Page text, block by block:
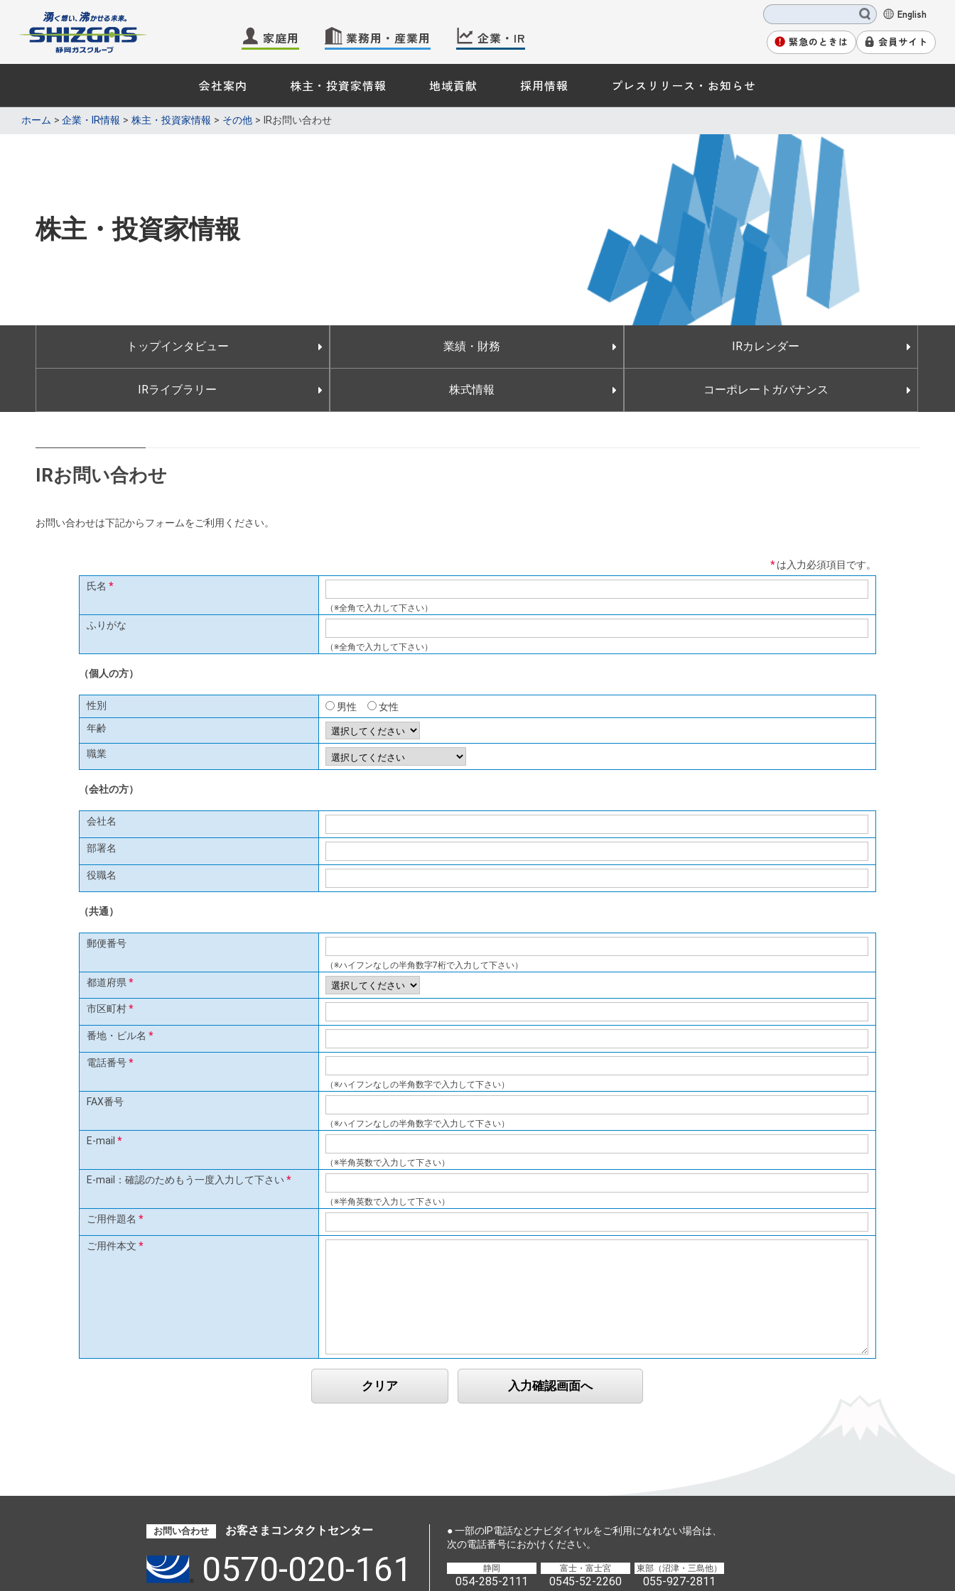
家庭用
家庭用のお客さま － TOP
料理教室のお申し込み
お近くの静岡ガス
業務用・産業用
業務用・産業用のお客さま － TOP
企業・IR
企業・IR情報 － TOP
English
緊急のときは 会員サイト
会社案内 株主・投資家情報 地域貢献 採用情報 プレスリリース・お知らせ
ホーム 企業・IR情報 株主・投資家情報 その他 IRお問い合わせ
株主・投資家情報
トップインタビュー 業績・財務
ひと目でわかるファクトシート
業績・財務ハイライト
営業主要データ
IRカレンダー
IRライブラリー
決算短信
有価証券報告書・四半期報告書
株式情報
株式の状況・株式事務
コーポレートガバナンス
IRお問い合わせ
お問い合わせは下記からフォームをご利用ください。
*は入力必須項目です。
氏名 *
（※全角で入力して下さい）
ふりがな
（※全角で入力して下さい）
（個人の方）
性別 男性
女性
年齢
職業
（会社の方）
会社名
部署名
役職名
（共通）
郵便番号
（※ハイフンなしの半角数字7桁で入力して下さい）
都道府県 *
市区町村*
番地・ビル名 *
電話番号*
（※ハイフンなしの半角数字で入力して下さい）
FAX番号
（※ハイフンなしの半角数字で入力して下さい）
E-mail *
（※半角英数で入力して下さい）
E-mail：確認のためもう一度入力して下さい *
（※半角英数で入力して下さい）
ご用件題名 *
ご用件本文 *
お問い合わせ お客さまコンタクトセンター
0570-020-161
● 一部のIP電話などナビダイヤルをご利用になれない場合は、
次の電話番号におかけください。
静岡
054-285-2111
富士・富士宮
0545-52-2260
東部（沼津・三島他）
055-927-2811